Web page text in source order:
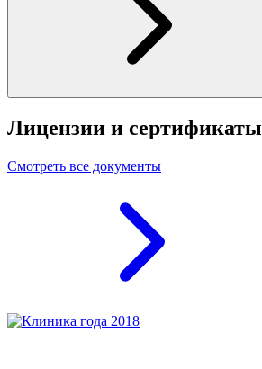
Лицензии и сертификаты
Смотреть все документы